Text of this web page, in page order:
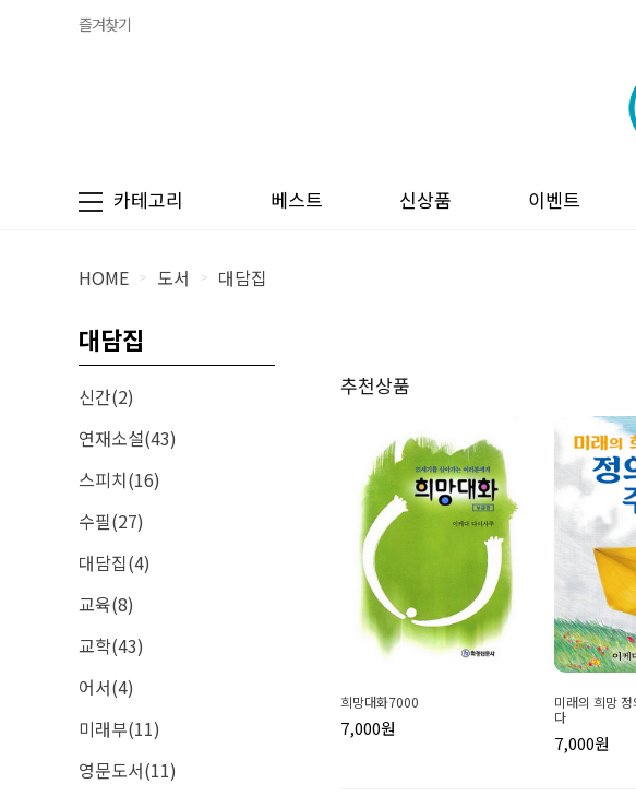
즐겨찾기
카테고리 베스트 신상품 이벤트
HOME > 도서 > 대담집
대담집
신간(2)
연재소설(43)
스피치(16)
수필(27)
대담집(4)
교육(8)
교학(43)
어서(4)
미래부(11)
영문도서(11)
추천상품
희망대화7000
7,000원
미래의 희망
다
7,000원